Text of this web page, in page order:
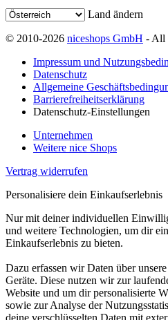
Land ändern
© 2010-2026 niceshops GmbH - All
Impressum und
Datenschutz
Allgemeine
Barrierefreiheitserklärung
Datenschutz-Einstellungen
Unternehmen
Weitere nice Shops
Vertrag widerrufen
Personalisiere dein Einkaufserlebnis
Nur mit deiner individuellen
und weitere Technologien, um dir
Einkaufserlebnis zu bieten.
Dazu erfassen wir Daten über
Geräte. Diese nutzen wir zur
Website und um dir personalisierte
sowie zur Analyse der
deine verschlüsselten Daten mit